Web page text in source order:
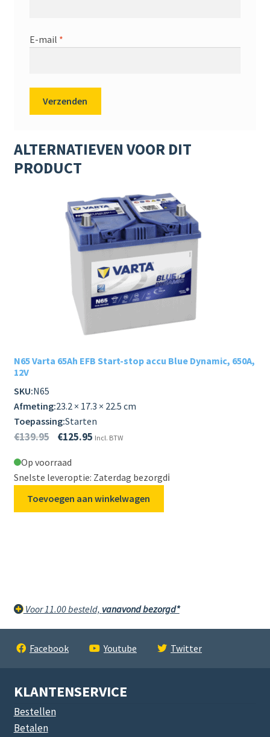
E-mail *
ALTERNATIEVEN VOOR DIT
PRODUCT
N65 Varta 65Ah EFB Start-stop accu Blue Dynamic, 650A,
12V
SKU:N65
Afmeting:23.2 × 17.3 × 22.5 cm
Toepassing:Starten
€139.95 €125.95 Incl. BTW
Op voorraad
Snelste leveroptie: Zaterdag bezorgdℹ️
Toevoegen aan winkelwagen
Voor 11.00 besteld, vanavond bezorgd*
Facebook Youtube Twitter
KLANTENSERVICE
Bestellen
Betalen